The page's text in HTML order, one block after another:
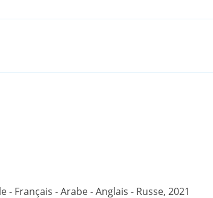
Français - Arabe - Anglais - Russe, 2021